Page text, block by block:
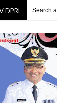
Pelajari